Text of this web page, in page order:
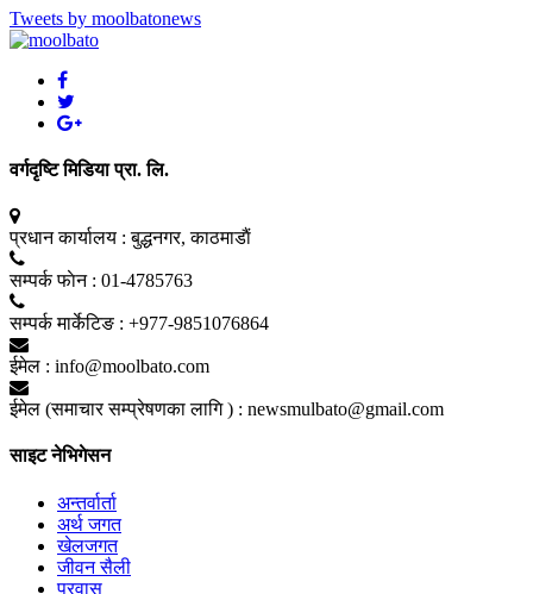
Tweets by moolbatonews
वर्गदृष्टि मिडिया प्रा. लि.
प्रधान कार्यालय : बुद्धनगर, काठमाडाैं
सम्पर्क फाेन : 01-4785763
सम्पर्क मार्केटिङ : +977-9851076864
ईमेल : info@moolbato.com
ईमेल (समाचार सम्प्रेषणका लागि ) : newsmulbato@gmail.com
साइट नेभिगेसन
अन्तर्वार्ता
अर्थ जगत
खेलजगत
जीवन सैली
प्रवास